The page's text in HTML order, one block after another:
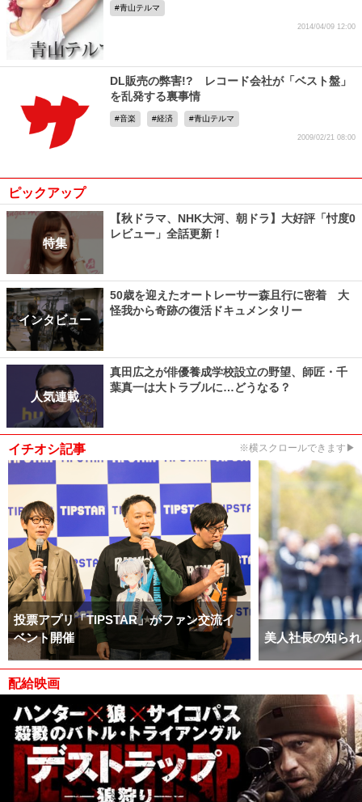
青山テルマ
2014/04/09 12:00
DL販売の弊害!? レコード会社が「ベスト盤」
を乱発する裏事情
音楽 経済 青山テルマ
2009/02/21 08:00
ピックアップ
特集
【秋ドラマ、NHK大河、朝ドラ】大好評「忖度0
レビュー」全話更新！
インタビュー
50歳を迎えたオートレーサー森且行に密着 大
怪我から奇跡の復活ドキュメンタリー
人気連載
真田広之が俳優養成学校設立の野望、師匠・千
葉真一は大トラブルに…どうなる？
イチオシ記事 ※横スクロールできます▶
投票アプリ「TIPSTAR」がファン交流イ
ベント開催
美人社長の知ら
配給映画